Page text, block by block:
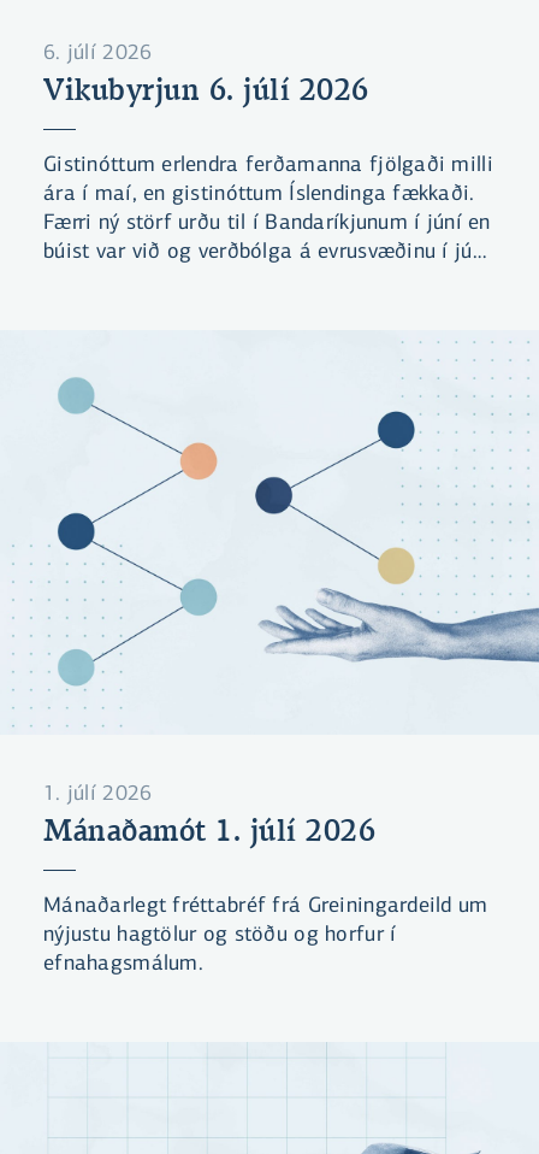
6. júlí 2026
Vikubyrjun 6. júlí 2026
Gistinóttum erlendra ferðamanna fjölgaði milli
ára í maí, en gistinóttum Íslendinga fækkaði.
Færri ný störf urðu til í Bandaríkjunum í júní en
búist var við og verðbólga á evrusvæðinu í júní
1. júlí 2026
Mánaðamót 1. júlí 2026
Mánaðarlegt fréttabréf frá Greiningardeild um
nýjustu hagtölur og stöðu og horfur í
efnahagsmálum.